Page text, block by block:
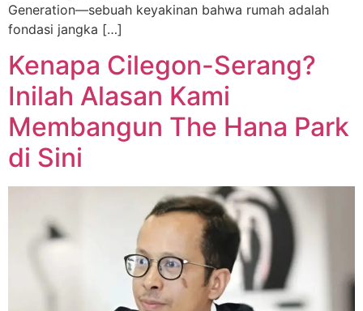
Generation—sebuah keyakinan bahwa rumah adalah
fondasi jangka […]
Kenapa Cilegon-Serang?
Inilah Alasan Kami
Membangun The Hana Park
di Sini